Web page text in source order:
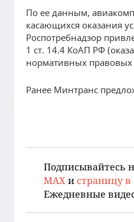
По ее данным,
касающихся оказания
Роспотребнадзор
1 ст. 14.4 КоАП РФ
нормативных правовых
Ранее Минтранс
Подписывайтесь
MAX и страницу в
Ежедневные